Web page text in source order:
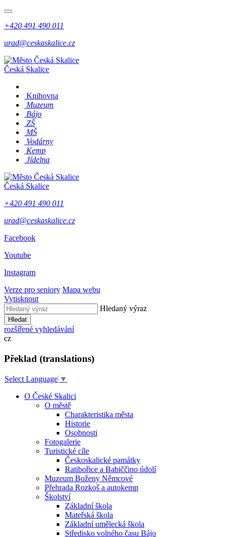
+420 491 490 011
urad@ceskaskalice.cz
Česká Skalice
Knihovna
Muzeum
Bájo
ZŠ
MŠ
Vodárny
Kemp
Jídelna
Česká Skalice
+420 491 490 011
urad@ceskaskalice.cz
Facebook
Youtube
Instagram
Verze pro seniory Mapa webu
Vytisknout
Hledaný výraz
Hledat
rozšířené vyhledávání
cz
Překlad (translations)
Select Language ▼
O České Skalici
O městě
Charakteristika města
Historie
Osobnosti
Fotogalerie
Turistické cíle
Českoskalické památky
Ratibořice a Babiččino údolí
Muzeum Boženy Němcové
Přehrada Rozkoš a autokemp
Školství
Základní škola
Mateřská škola
Základní umělecká škola
Středisko volného času Bájo